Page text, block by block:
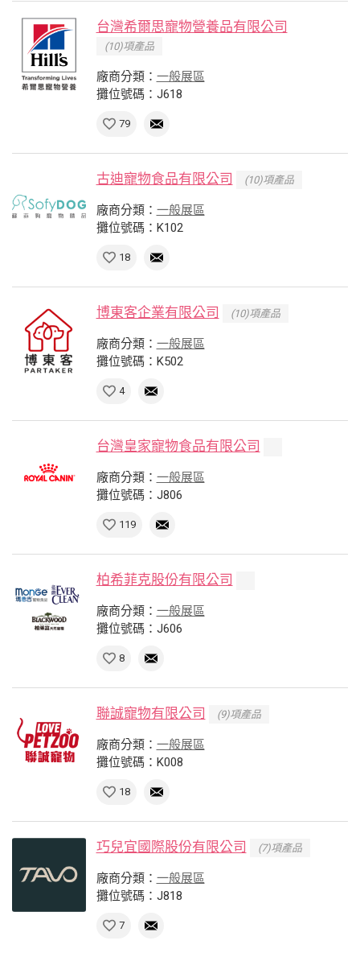
台灣希爾思寵物營養品有限公司
(10)項產品
廠商分類： 一般展區
攤位號碼：J618
79
古迪寵物食品有限公司 (10)項產品
廠商分類： 一般展區
攤位號碼：K102
18
博東客企業有限公司 (10)項產品
廠商分類： 一般展區
攤位號碼：K502
4
台灣皇家寵物食品有限公司
廠商分類： 一般展區
攤位號碼：J806
119
柏希菲克股份有限公司
廠商分類： 一般展區
攤位號碼：J606
8
聯誠寵物有限公司 (9)項產品
廠商分類： 一般展區
攤位號碼：K008
18
巧兒宜國際股份有限公司 (7)項產品
廠商分類： 一般展區
攤位號碼：J818
7